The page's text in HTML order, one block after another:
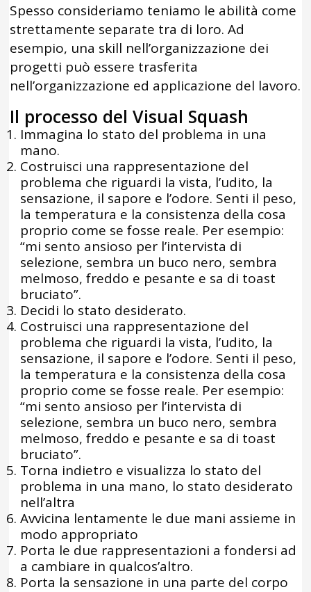
Spesso consideriamo teniamo le abilità come
strettamente separate tra di loro. Ad
esempio, una skill nell’organizzazione dei
progetti può essere trasferita
nell’organizzazione ed applicazione del lavoro.
Il processo del Visual Squash
Immagina lo stato del problema in una
mano.
Costruisci una rappresentazione del
problema che riguardi la vista, l’udito, la
sensazione, il sapore e l’odore. Senti il peso,
la temperatura e la consistenza della cosa
proprio come se fosse reale. Per esempio:
“mi sento ansioso per l’intervista di
selezione, sembra un buco nero, sembra
melmoso, freddo e pesante e sa di toast
bruciato”.
Decidi lo stato desiderato.
Costruisci una rappresentazione del
problema che riguardi la vista, l’udito, la
sensazione, il sapore e l’odore. Senti il peso,
la temperatura e la consistenza della cosa
proprio come se fosse reale. Per esempio:
“mi sento ansioso per l’intervista di
selezione, sembra un buco nero, sembra
melmoso, freddo e pesante e sa di toast
bruciato”.
Torna indietro e visualizza lo stato del
problema in una mano, lo stato desiderato
nell’altra
Avvicina lentamente le due mani assieme in
modo appropriato
Porta le due rappresentazioni a fondersi ad
a cambiare in qualcos’altro.
Porta la sensazione in una parte del corpo